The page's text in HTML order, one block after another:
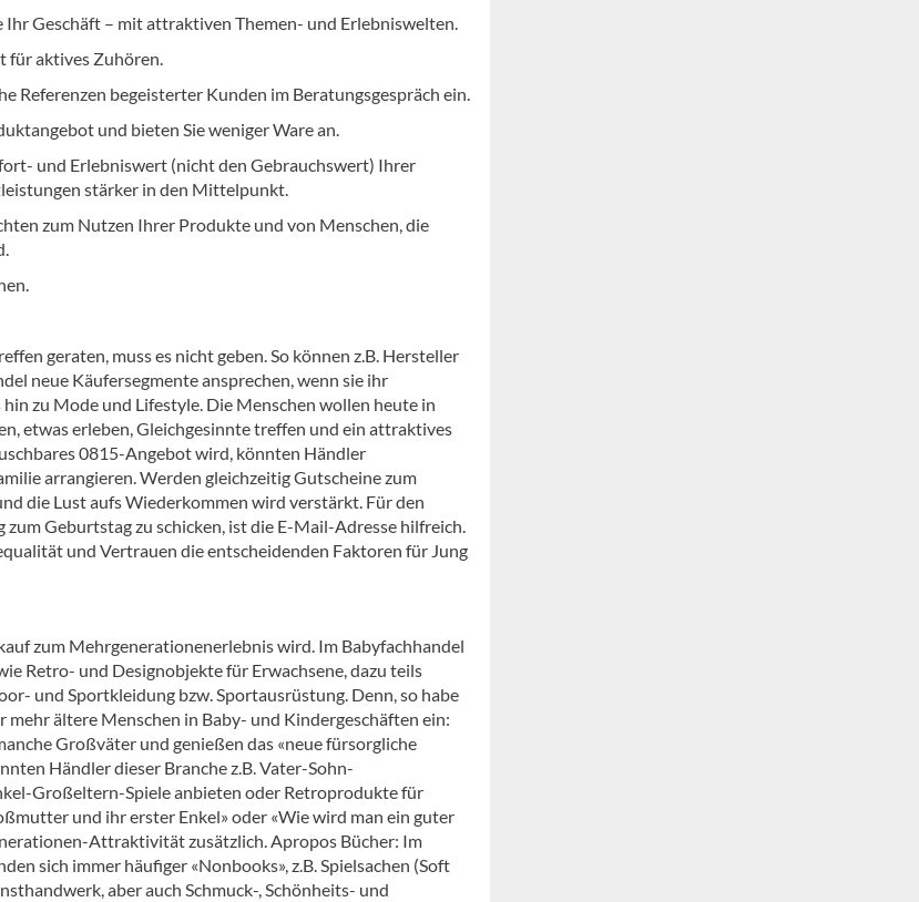
Ihr Geschäft – mit attraktiven Themen- und Erlebniswelten.
für aktives Zuhören.
Referenzen begeisterter Kunden im Beratungsgespräch ein.
und bieten Sie weniger Ware an.
und Erlebniswert (nicht den Gebrauchswert) Ihrer
stärker in den Mittelpunkt.
zum Nutzen Ihrer Produkte und von Menschen, die
geraten, muss es nicht geben. So können z.B. Hersteller
neue Käufersegmente ansprechen, wenn sie ihr
zu Mode und Lifestyle. Die Menschen wollen heute in
etwas erleben, Gleichgesinnte treffen und ein attraktives
0815-Angebot wird, könnten Händler
arrangieren. Werden gleichzeitig Gutscheine zum
die Lust aufs Wiederkommen wird verstärkt. Für den
Geburtstag zu schicken, ist die E-Mail-Adresse hilfreich.
und Vertrauen die entscheidenden Faktoren für Jung
zum Mehrgenerationenerlebnis wird. Im Babyfachhandel
Retro- und Designobjekte für Erwachsene, dazu teils
und Sportkleidung bzw. Sportausrüstung. Denn, so habe
ältere Menschen in Baby- und Kindergeschäften ein:
Großväter und genießen das «neue fürsorgliche
Händler dieser Branche z.B. Vater-Sohn-
Großeltern-Spiele anbieten oder Retroprodukte für
und ihr erster Enkel» oder «Wie wird man ein guter
Attraktivität zusätzlich. Apropos Bücher: Im
sich immer häufiger «Nonbooks», z.B. Spielsachen (Soft
aber auch Schmuck-, Schönheits- und